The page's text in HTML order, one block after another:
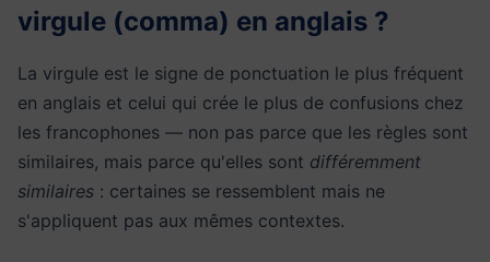
virgule (comma) en anglais ?
La virgule est le signe de ponctuation le plus fréquent
en anglais et celui qui crée le plus de confusions chez
les francophones — non pas parce que les règles sont
similaires, mais parce qu'elles sont différemment
similaires : certaines se ressemblent mais ne
s'appliquent pas aux mêmes contextes.